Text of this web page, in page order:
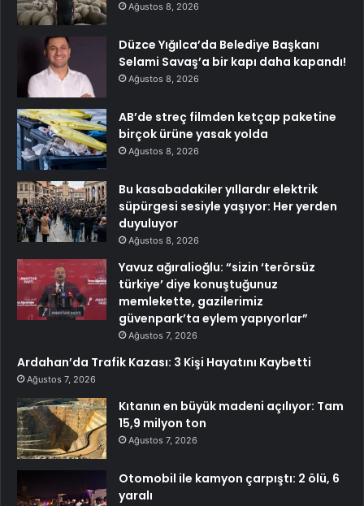
Ağustos 8, 2026
Düzce Yığılca’da Belediye Başkanı
Selami Savaş’a bir kapı daha kapandı!
Ağustos 8, 2026
AB’de streç filmden ketçap paketine
birçok ürüne yasak yolda
Ağustos 8, 2026
Bu kasabadakiler yıllardır elektrik
süpürgesi sesiyle yaşıyor: Her yerden
duyuluyor
Ağustos 8, 2026
Yavuz ağıralioğlu: “sizin ‘terörsüz
türkiye’ diye konuştuğunuz
memlekette, gazilerimiz
güvenpark’ta eylem yapıyorlar”
Ağustos 7, 2026
Ardahan’da Trafik Kazası: 3 Kişi Hayatını Kaybetti
Ağustos 7, 2026
Kıtanın en büyük madeni açılıyor: Tam
15,9 milyon ton
Ağustos 7, 2026
Otomobil ile kamyon çarpıştı: 2 ölü, 6
yaralı